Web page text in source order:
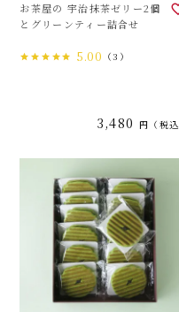
お茶屋の 宇治抹茶ゼリー2個
とグリーンティー詰合せ
5.00 （3）
3,480 税込